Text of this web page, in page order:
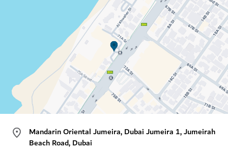
Mandarin Oriental Jumeira, Dubai Jumeira 1, Jumeirah
Beach Road, Dubai